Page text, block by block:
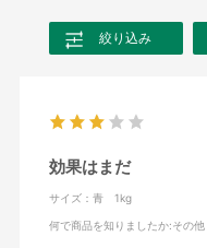
絞り込み
効果はまだ
サイズ：青 1kg
何で商品を知りましたか:その他